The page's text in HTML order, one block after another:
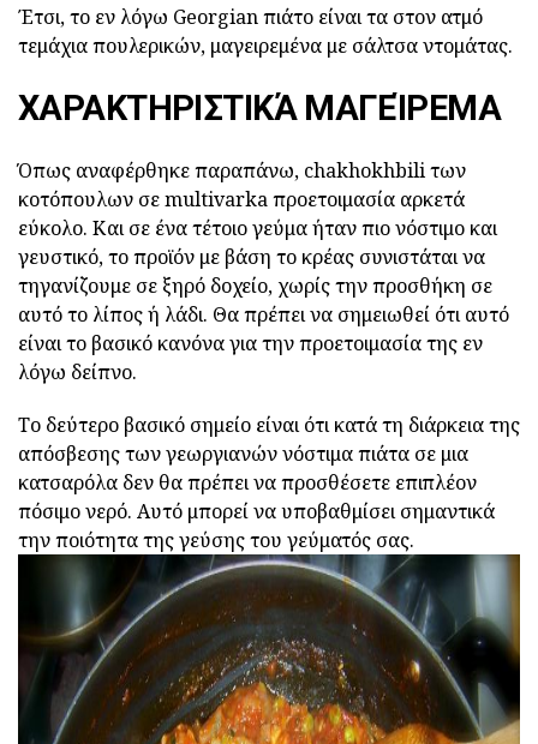
Έτσι, το εν λόγω Georgian πιάτο είναι τα στον ατμό
τεμάχια πουλερικών, μαγειρεμένα με σάλτσα ντομάτας.
ΧΑΡΑΚΤΗΡΙΣΤΙΚΆ ΜΑΓΕΊΡΕΜΑ
Όπως αναφέρθηκε παραπάνω, chakhokhbili των
κοτόπουλων σε multivarka προετοιμασία αρκετά
εύκολο. Και σε ένα τέτοιο γεύμα ήταν πιο νόστιμο και
γευστικό, το προϊόν με βάση το κρέας συνιστάται να
τηγανίζουμε σε ξηρό δοχείο, χωρίς την προσθήκη σε
αυτό το λίπος ή λάδι. Θα πρέπει να σημειωθεί ότι αυτό
είναι το βασικό κανόνα για την προετοιμασία της εν
λόγω δείπνο.
Το δεύτερο βασικό σημείο είναι ότι κατά τη διάρκεια της
απόσβεσης των γεωργιανών νόστιμα πιάτα σε μια
κατσαρόλα δεν θα πρέπει να προσθέσετε επιπλέον
πόσιμο νερό. Αυτό μπορεί να υποβαθμίσει σημαντικά
την ποιότητα της γεύσης του γεύματός σας.